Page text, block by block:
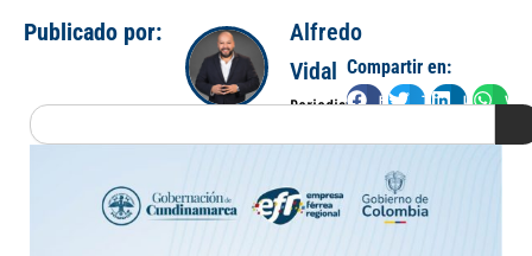
Publicado por:
Alfredo
Vidal
Periodista
Compartir en:
FacebookTwitterLinkedIn
Search